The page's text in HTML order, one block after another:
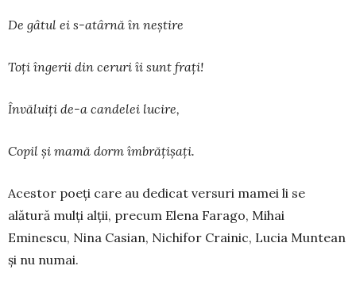
De gâtul ei s-atârnă în neștire
Toți îngerii din ceruri îi sunt frați!
Învăluiți de-a candelei lucire,
Copil și mamă dorm îmbrățișați.
Acestor poeți care au dedicat versuri mamei li se
alătură mulți alții, precum Elena Farago, Mihai
Eminescu, Nina Casian, Nichifor Crainic, Lucia Muntean
și nu numai.